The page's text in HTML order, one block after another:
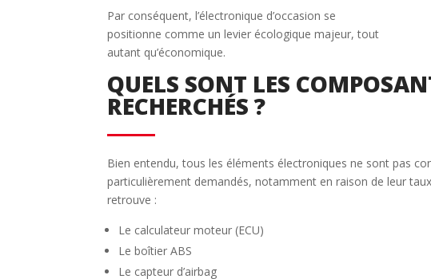
Par conséquent, l’électronique d’occasion se
positionne comme un levier écologique majeur, tout
autant qu’économique.
QUELS SONT LES
RECHERCHÉS ?
Bien entendu, tous les éléments électroniques ne sont pas
particulièrement demandés, notamment en raison de leur
retrouve :
Le calculateur moteur (ECU)
Le boîtier ABS
Le capteur d’airbag